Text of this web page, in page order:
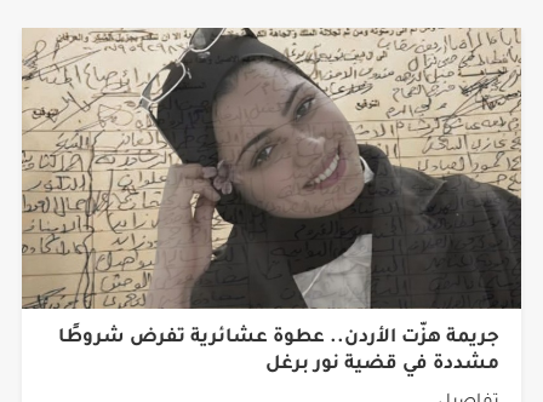
جريمة هزّت الأردن.. عطوة عشائرية تفرض شروطًا
مشددة في قضية نور برغل
تفاصيل..